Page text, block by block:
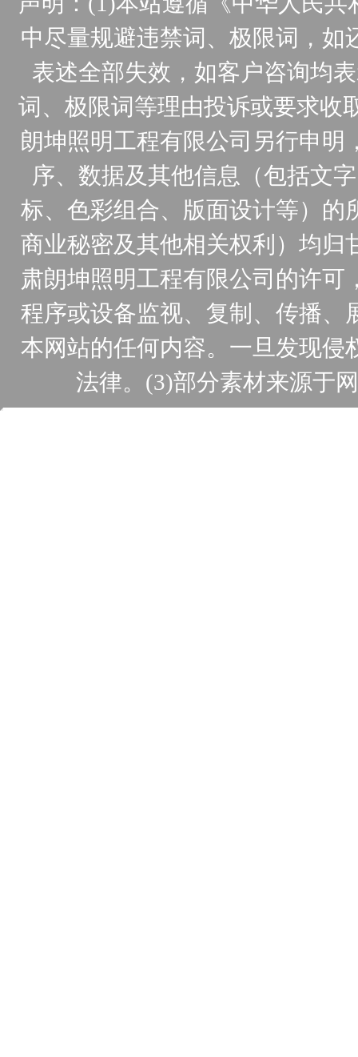
中尽量规避违禁词、极限词，
表述全部失效，如客户咨询均
词、极限词等理由投诉或要求收
朗坤照明工程有限公司另行申
序、数据及其他信息（包括文
标、色彩组合、版面设计等）的
商业秘密及其他相关权利）均归
肃朗坤照明工程有限公司的许
程序或设备监视、复制、传播、
本网站的任何内容。一旦发现侵
法律。(3)部分素材来源于